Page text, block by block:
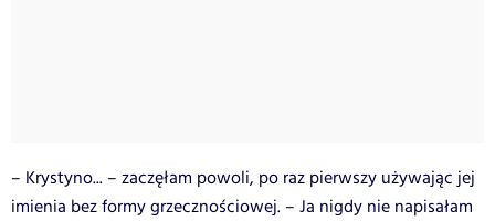
– Krystyno... – zaczęłam powoli, po raz pierwszy używając jej
imienia bez formy grzecznościowej. – Ja nigdy nie napisałam